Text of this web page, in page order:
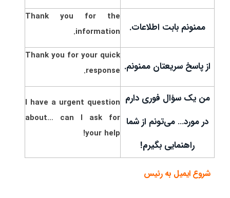
ممنونم بابت اطلاعات.
Thank you for the
information.
از پاسخ سریعتان ممنونم.
Thank you for your quick
response.
من یک سؤال فوری دارم
در مورد… می‌تونم از شما
راهنمایی بگیرم!
I have a urgent question
about… can I ask for
your help!
شروع ایمیل به رئیس